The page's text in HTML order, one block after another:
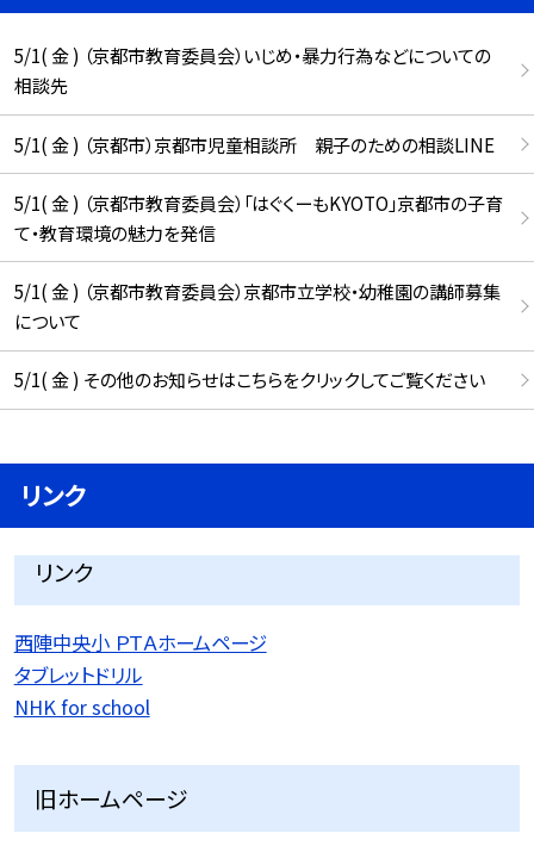
5/1( 金 ) （京都市教育委員会）いじめ・暴力行為などについての
相談先
5/1( 金 ) （京都市）京都市児童相談所 親子のための相談LINE
5/1( 金 ) （京都市教育委員会）「はぐくーもKYOTO」京都市の子育
て・教育環境の魅力を発信
5/1( 金 ) （京都市教育委員会）京都市立学校・幼稚園の講師募集
について
5/1( 金 ) その他のお知らせはこちらをクリックしてご覧ください
リンク
リンク
西陣中央小 ＰＴＡホームページ
タブレットドリル
NHK for school
旧ホームページ